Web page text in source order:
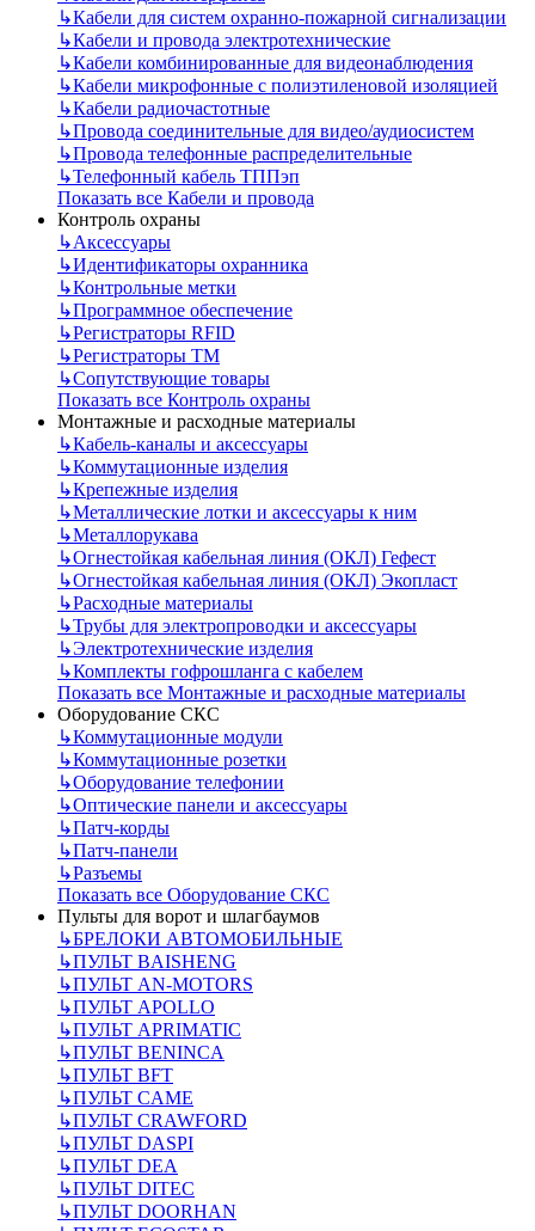
↳Кабели для систем охранно-пожарной сигнализации
↳Кабели и провода электротехнические
↳Кабели комбинированные для видеонаблюдения
↳Кабели микрофонные с полиэтиленовой изоляцией
↳Кабели радиочастотные
↳Провода соединительные для видео/аудиосистем
↳Провода телефонные распределительные
↳Телефонный кабель ТППэп
Показать все Кабели и провода
Контроль охраны
↳Аксессуары
↳Идентификаторы охранника
↳Контрольные метки
↳Программное обеспечение
↳Регистраторы RFID
↳Регистраторы ТМ
↳Сопутствующие товары
Показать все Контроль охраны
Монтажные и расходные материалы
↳Кабель-каналы и аксессуары
↳Коммутационные изделия
↳Крепежные изделия
↳Металлические лотки и аксессуары к ним
↳Металлорукава
↳Огнестойкая кабельная линия (ОКЛ) Гефест
↳Огнестойкая кабельная линия (ОКЛ) Экопласт
↳Расходные материалы
↳Трубы для электропроводки и аксессуары
↳Электротехнические изделия
↳Комплекты гофрошланга с кабелем
Показать все Монтажные и расходные материалы
Оборудование СКС
↳Коммутационные модули
↳Коммутационные розетки
↳Оборудование телефонии
↳Оптические панели и аксессуары
↳Патч-корды
↳Патч-панели
↳Разъемы
Показать все Оборудование СКС
Пульты для ворот и шлагбаумов
↳БРЕЛОКИ АВТОМОБИЛЬНЫЕ
↳ПУЛЬТ BAISHENG
↳ПУЛЬТ AN-MOTORS
↳ПУЛЬТ APOLLO
↳ПУЛЬТ APRIMATIC
↳ПУЛЬТ BENINCA
↳ПУЛЬТ BFT
↳ПУЛЬТ CAME
↳ПУЛЬТ CRAWFORD
↳ПУЛЬТ DASPI
↳ПУЛЬТ DEA
↳ПУЛЬТ DITEC
↳ПУЛЬТ DOORHAN